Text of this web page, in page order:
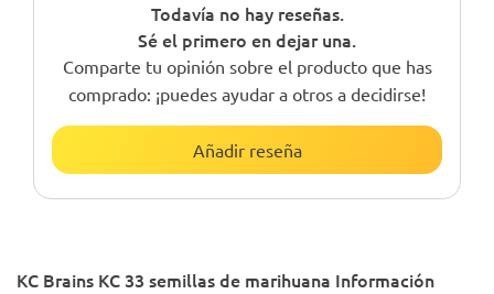
Todavía no hay reseñas.
Sé el primero en dejar una.
Comparte tu opinión sobre el producto que has
comprado: ¡puedes ayudar a otros a decidirse!
Añadir reseña
KC Brains KC 33 semillas de marihuana Información